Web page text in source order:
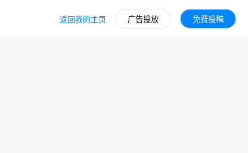
返回我的主页 广告投放 免费投稿